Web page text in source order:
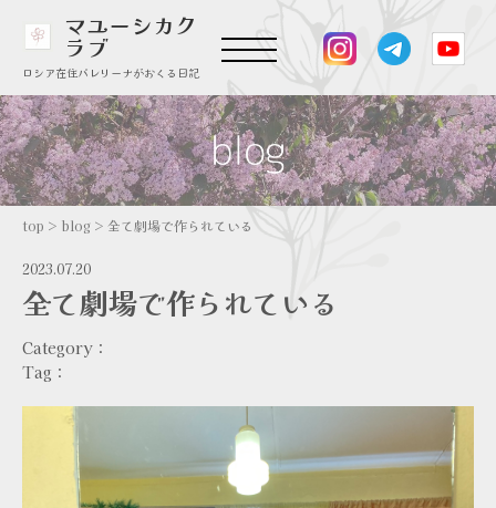
マユーシカク
ラブ
ロシア在住バレリーナがおくる日記
top > blog > 全て劇場で作られている
2023.07.20
全て劇場で作られている
Category：
Tag：